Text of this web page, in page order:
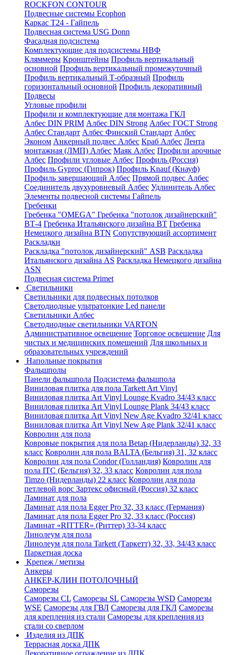
ROCKFON CONTOUR
Подвесные системы Ecophon
Каркас Т24 - Гайпель
Подвесная система USG Donn
Фасадная подсистема
Комплектующие для подсистемы НВФ
Кляммеры Кронштейны Профиль вертикальный
основной Профиль вертикальный промежуточный
Профиль вертикальный Т-образный Профиль
горизонтальный основной Профиль декоративный
Подвесы
Угловые профили
Профили и комплектующие для монтажа ГКЛ
Албес DIN PRIM Албес DIN Strong Албес ГОСТ Strong
Албес Стандарт Албес Финский Стандарт Албес
Эконом Анкерный подвес Албес Краб Албес Лента
монтажная (ЛМП) Албес Маяк Албес Профили арочные
Албес Профили угловые Албес Профиль (Россия)
Профиль Gyproc (Гипрок) Профиль Knauf (Кнауф)
Профиль завершающий Албес Прямой подвес Албес
Соединитель двухуровневый Албес Удлинитель Албес
Элементы подвесной системы Гайпель
Гребенки
Гребенка "OMEGA" Гребенка "потолок дизайнерский"
ВТ-4 Гребенка Итальянского дизайна BT Гребенка
Немецкого дизайна ВТN Сопутствующий ассортимент
Раскладки
Раскладка "потолок дизайнерский" ASB Раскладка
Итальянского дизайна AS Раскладка Немецкого дизайна
АSN
Подвесная система Primet
Светильники
Светильники для подвесных потолков
Светодиодные ультратонкие Led панели
Светильники Албес
Светодиодные светильники VARTON
Административное освещение Торговое освещение Для
чистых и медицинских помещений Для школьных и
образовательных учреждений
Напольные покрытия
Фальшполы
Панели фальшпола Подсистема фальшпола
Виниловая плитка для пола Tarkett Art Vinyl
Виниловая плитка Art Vinyl Lounge Kvadro 34/43 класс
Виниловая плитка Art Vinyl Lounge Plank 34/43 класс
Виниловая плитка Art Vinyl New Age Kvadro 32/41 класс
Виниловая плитка Art Vinyl New Age Plank 32/41 класс
Ковролин для пола
Ковровые покрытия для пола Betap (Нидерланды) 32, 33
класс Ковролин для пола BALTA (Бельгия) 31, 32 класс
Ковролин для пола Condor (Голландия) Ковролин для
пола ITC (Бельгия) 32, 33 класс Ковролин для пола
Timzo (Нидерланды) 22 класс Ковролин для пола
петлевой ворс Зартекс офисный (Россия) 32 класс
Ламинат для пола
Ламинат для пола Egger Pro 32, 33 класс (Германия)
Ламинат для пола Egger Pro 32, 33 класс (Россия)
Ламинат «RITTER» (Риттер) 33-34 класс
Линолеум для пола
Линолеум для пола Tarkett (Таркетт) 32, 33, 34/43 класс
Паркетная доска
Крепеж / метизы
Анкеры
АНКЕР-КЛИН ПОТОЛОЧНЫЙ
Саморезы
Саморезы CL Саморезы SL Саморезы WSD Саморезы
WSE Саморезы для ГВЛ Саморезы для ГКЛ Саморезы
для крепления из стали Саморезы для крепления из
стали со сверлом
Изделия из ДПК
Террасная доска ДПК
Декоративное ограждение из ДПК